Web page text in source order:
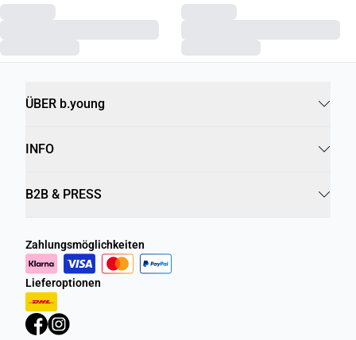
ÜBER b.young
INFO
B2B & PRESS
Zahlungsmöglichkeiten
Lieferoptionen